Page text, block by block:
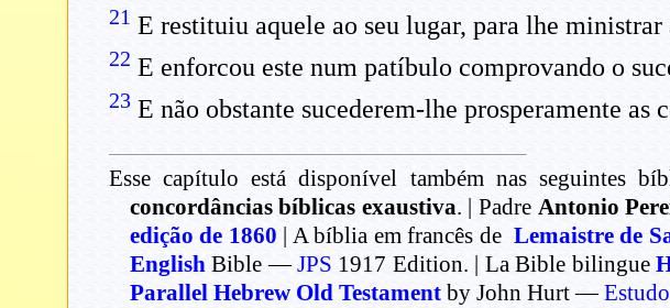
21 E restituiu aquele ao seu lugar, para lhe ministrar
22 E enforcou este num patíbulo comprovando o
23 E não obstante sucederem-lhe prosperamente as
Esse capítulo está disponível também nas seguintes
concordâncias bíblicas exaustiva. | Padre Antonio
edição de 1860 | A bíblia em francês de Lemaistre de
English Bible —JPS 1917 Edition. | La Bible bilingue
Parallel Hebrew Old Testament by John Hurt —